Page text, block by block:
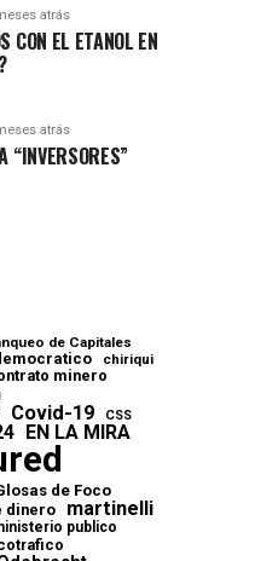
atrás
CON EL ETANOL EN
atrás
“INVERSORES”
de Capitales
chiriqui
minero
Covid-19 CSS
EN LA MIRA
de Foco
dinero martinelli
publico